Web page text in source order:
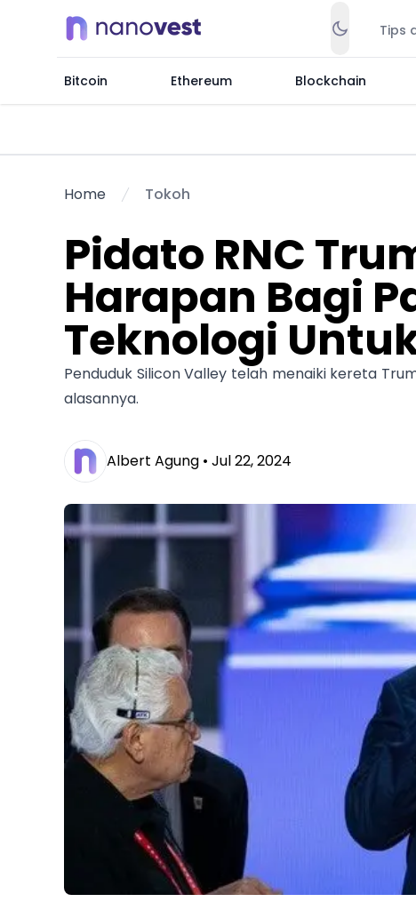
Tips
Bitcoin Ethereum Blockchain
Home Tokoh
Pidato RNC
Harapan Bagi
Teknologi
Penduduk Silicon Valley telah menaiki kereta
alasannya.
Albert Agung • Jul 22, 2024